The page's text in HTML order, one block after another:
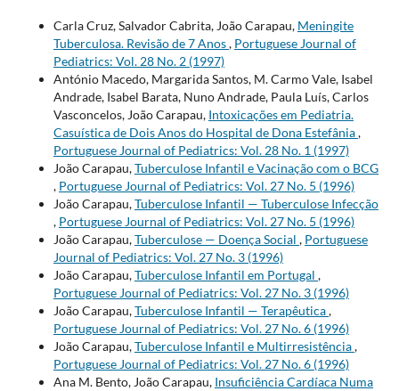
Carla Cruz, Salvador Cabrita, João Carapau, Meningite
Tuberculosa. Revisão de 7 Anos, Portuguese Journal of
Pediatrics: Vol. 28 No. 2 (1997)
António Macedo, Margarida Santos, M. Carmo Vale, Isabel
Andrade, Isabel Barata, Nuno Andrade, Paula Luís, Carlos
Vasconcelos, João Carapau, Intoxicações em Pediatria.
Casuística de Dois Anos do Hospital de Dona Estefânia,
Portuguese Journal of Pediatrics: Vol. 28 No. 1 (1997)
João Carapau,Tuberculose Infantil e Vacinação com o BCG
, Portuguese Journal of Pediatrics: Vol. 27 No. 5 (1996)
João Carapau,Tuberculose Infantil — Tuberculose Infecção
, Portuguese Journal of Pediatrics: Vol. 27 No. 5 (1996)
João Carapau,Tuberculose — Doença Social , Portuguese
Journal of Pediatrics: Vol. 27 No. 3 (1996)
João Carapau,Tuberculose Infantil em Portugal ,
Portuguese Journal of Pediatrics: Vol. 27 No. 3 (1996)
João Carapau,Tuberculose Infantil — Terapêutica,
Portuguese Journal of Pediatrics: Vol. 27 No. 6 (1996)
João Carapau,Tuberculose Infantil e Multirresistência,
Portuguese Journal of Pediatrics: Vol. 27 No. 6 (1996)
Ana M. Bento, João Carapau, Insuficiência Cardíaca Numa